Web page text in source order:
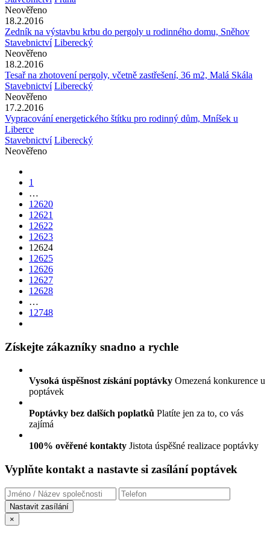
Neověřeno
18.2.2016
Zedník na výstavbu krbu do pergoly u rodinného domu, Sněhov
Stavebnictví Liberecký
Neověřeno
18.2.2016
Tesař na zhotovení pergoly, včetně zastřešení, 36 m2, Malá Skála
Stavebnictví Liberecký
Neověřeno
17.2.2016
Vypracování energetického štítku pro rodinný dům, Mníšek u
Liberce
Stavebnictví Liberecký
Neověřeno
1
…
12620
12621
12622
12623
12624
12625
12626
12627
12628
…
12748
Získejte zákazníky snadno a rychle
Vysoká úspěšnost získání poptávky Omezená konkurence u
poptávek
Poptávky bez dalších poplatků Platíte jen za to, co vás
zajímá
100% ověřené kontakty Jistota úspěšné realizace poptávky
Vyplňte kontakt a nastavte si zasílání poptávek
×